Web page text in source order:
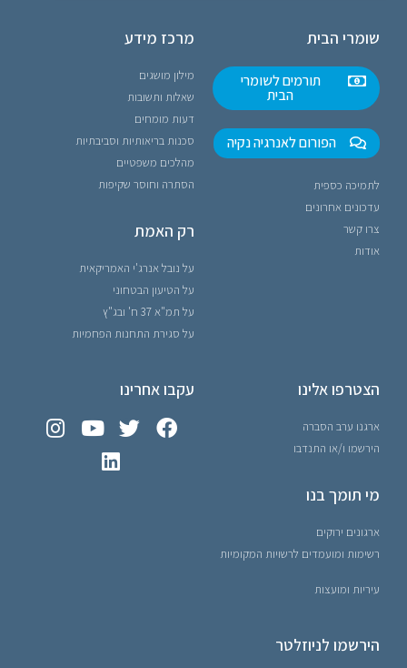
שומרי הבית
תורמים לשומרי
הבית
הפורום לאנרגיה נקיה
לתמיכה כספית
עדכונים אחרונים
צרו קשר
אודות
מרכז מידע
מילון מושגים
שאלות ותשובות
דעות מומחים
סכנות בריאותיות וסביבתיות
מהלכים משפטיים
הסתרה וחוסר שקיפות
רק האמת
על נובל אנרג'י האמריקאית
על הטיעון הבטחוני
על תמ"א 37 ח' ובג"ץ
על סגירת התחנות הפחמיות
הצטרפו אלינו
ארגנו ערב הסברה
הירשמו ו/או התנדבו
מי תומך בנו
ארגונים ירוקים
רשימות ומועמדים לרשויות המקומיות
עיריות ומועצות
עקבו אחרינו
הירשמו לניוזלטר